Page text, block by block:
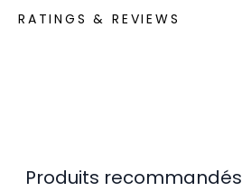
RATINGS & REVIEWS
Produits recommandés